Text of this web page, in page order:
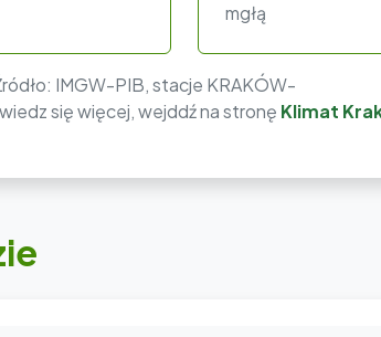
mgłą
IMGW-PIB, stacje KRAKÓW-
się więcej, wejddź na stronę Klimat